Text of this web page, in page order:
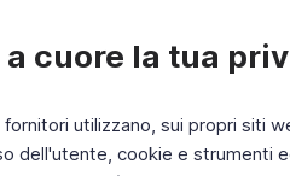
cuore la tua
fornitori utilizzano, sui propri siti
dell'utente, cookie e strumenti